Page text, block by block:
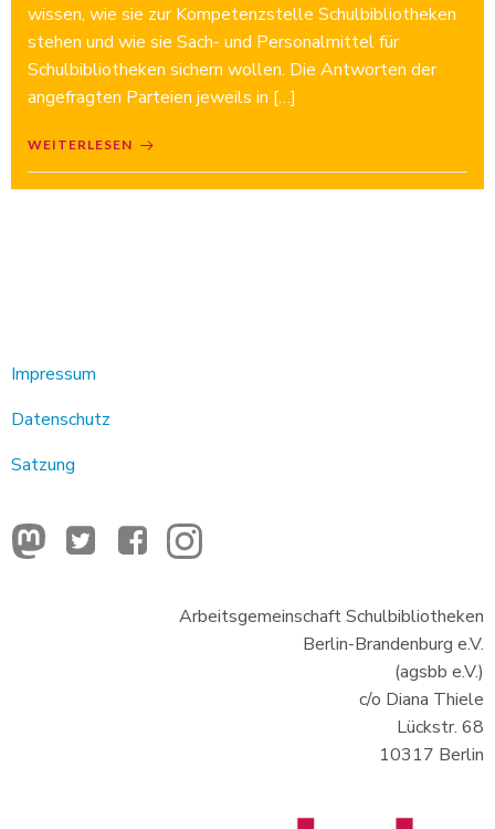
wissen, wie sie zur Kompetenzstelle Schulbibliotheken
stehen und wie sie Sach- und Personalmittel für
Schulbibliotheken sichern wollen. Die Antworten der
angefragten Parteien jeweils in […]
WEITERLESEN
Impressum
Datenschutz
Satzung
Arbeitsgemeinschaft Schulbibliotheken
Berlin-Brandenburg e.V.
(agsbb e.V.)
c/o Diana Thiele
Lückstr. 68
10317 Berlin